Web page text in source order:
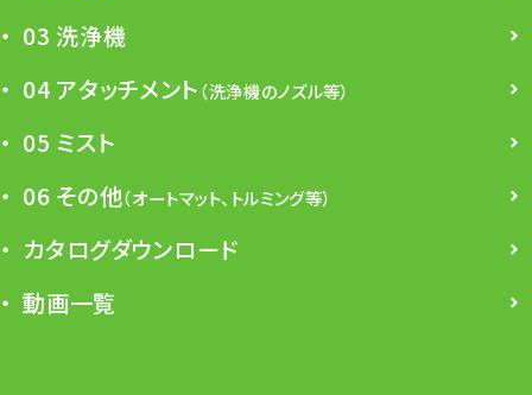
03 洗浄機
04 アタッチメント（洗浄機のノズル等）
05 ミスト
06 その他（オートマット、トルミング等）
カタログダウンロード
動画一覧